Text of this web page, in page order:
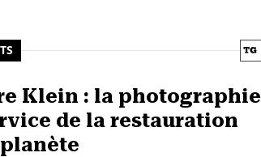
Klein : la photographie
de la restauration